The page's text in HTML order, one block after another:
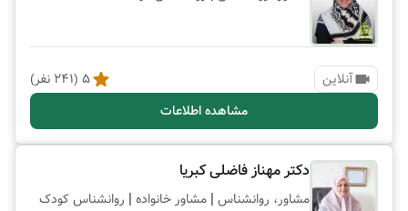
آنلاین 5
(
241 نفر)
مشاهده اطلاعات
دکتر مهناز فاضلی کبریا
مشاور، روانشناس | مشاور خانواده | روانشناس کودک